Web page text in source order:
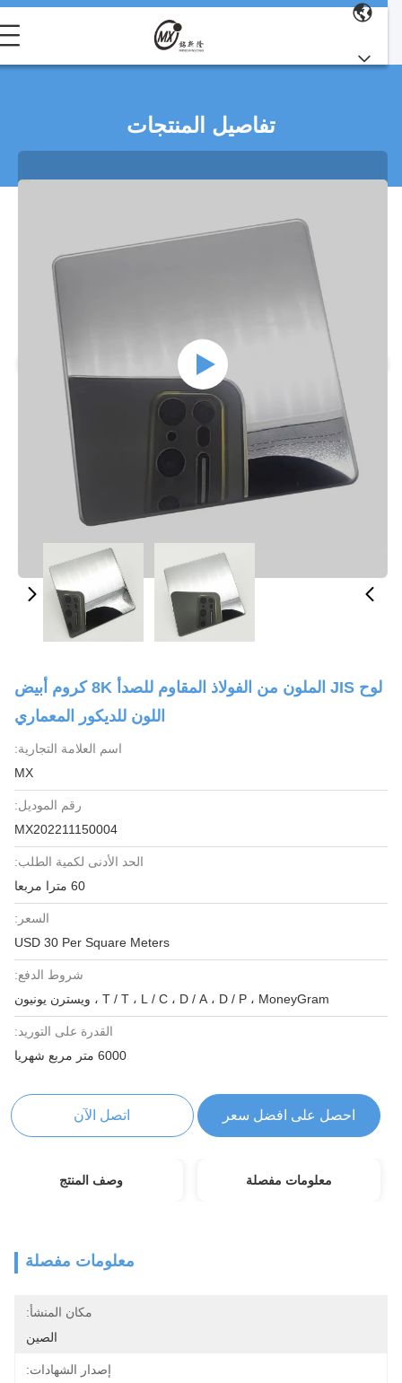
تفاصيل المنتجات
لوح JIS الملون من الفولاذ المقاوم للصدأ 8K كروم أبيض
اللون للديكور المعماري
اسم العلامة التجارية:
MX
رقم الموديل:
MX202211150004
الحد الأدنى لكمية الطلب:
60 مترا مربعا
السعر:
USD 30 Per Square Meters
شروط الدفع:
T / T ، L / C ، D / A ، D / P ، MoneyGram ، ويسترن يونيون
القدرة على التوريد:
6000 متر مربع شهريا
احصل على افضل سعر اتصل الآن
معلومات مفصلة وصف المنتج
معلومات مفصلة
مكان المنشأ:
الصين
إصدار الشهادات: